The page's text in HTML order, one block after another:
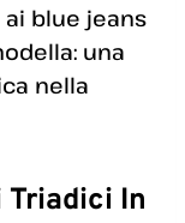
blue jeans
una
nella
Triadici In